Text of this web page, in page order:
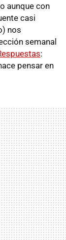
aunque con
casi
nos
semanal
:
pensar en